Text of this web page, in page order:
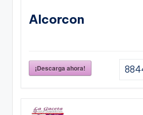
Alcorcon
¡Descarga ahora!